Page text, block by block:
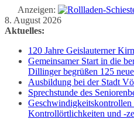
Anzeigen:
Zum
Inhalt
8. August 2026
Aktuelles:
120 Jahre Geislauterner
Gemeinsamer Start in die
Dillinger begrüßen 125
Ausbildung bei der Stadt
Sprechstunde des
Kontrollörtlichkeiten und -